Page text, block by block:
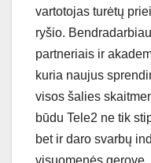
vartotojas turėtų
ryšio.
partneriais ir
kuria naujus
visos šalies
būdu Tele2 ne tik
bet ir daro svarbų
visuomenės gerovę.